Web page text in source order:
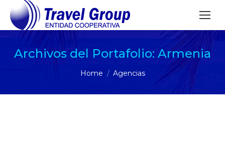
Archivos del Portafolio: Armenia
You are here:
Home Agencias